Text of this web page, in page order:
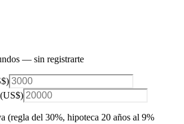
— sin registrarte
)
US$)
(regla del 30%, hipoteca 20 años al 9%